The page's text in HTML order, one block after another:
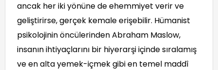
ancak her iki yönüne de ehemmiyet verir ve
geliştirirse, gerçek kemale erişebilir. Hümanist
psikolojinin öncülerinden Abraham Maslow,
insanın ihtiyaçlarını bir hiyerarşi içinde sıralamış
ve en alta yemek-içmek gibi en temel maddî